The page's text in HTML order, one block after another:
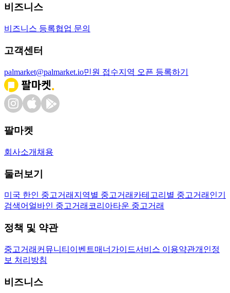
비즈니스
비즈니스 등록협업 문의
고객센터
palmarket@palmarket.io민원 접수지역 오픈 등록하기
팔마켓
회사소개 채용
둘러보기
미국 한인 중고거래 지역별 중고거래 카테고리별 중고거래 인기
검색어 얼바인 중고거래 코리아타운 중고거래
정책 및 약관
중고거래 커뮤니티 이벤트매너가이드서비스 이용약관개인정
보 처리방침
비즈니스